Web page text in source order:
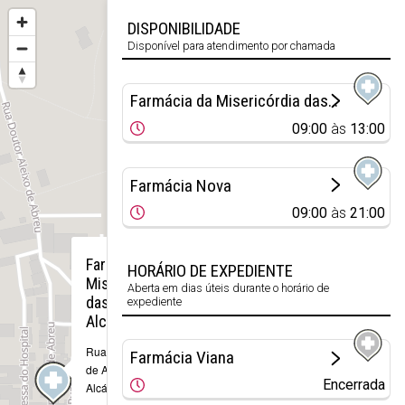
Farmácia da
Misericórdia
das
Alcáçovas
Rua Dr. Aleixo
de Abreu, 48
Alcáçovas
DISPONIBILIDADE
Disponível para atendimento por chamada
Farmácia da Misericórdia das Alcáçovas
09:00 às 13:00
Farmácia Nova
09:00 às21:00
HORÁRIO DE EXPEDIENTE
Aberta em dias úteis durante o horário de
expediente
Farmácia Viana
Encerrada